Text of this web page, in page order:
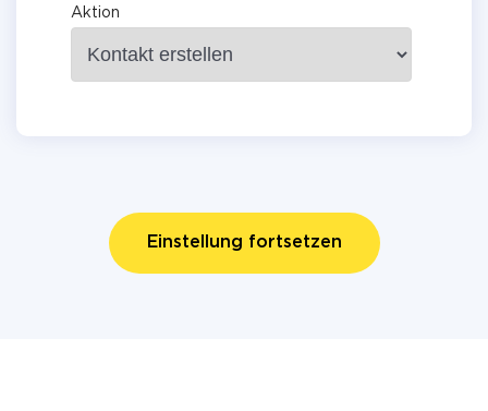
Aktion
Einstellung fortsetzen